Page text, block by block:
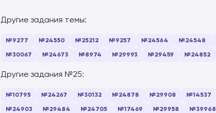
Другие задания темы:
№9277 №24550 №25212 №9257 №24564 №24548
№30067 №24673 №8974 №29993 №29459 №24852
Другие задания №25:
№10795 №24267 №30132 №24878 №29908 №14537
№24903 №29484 №24705 №17469 №29958 №39968